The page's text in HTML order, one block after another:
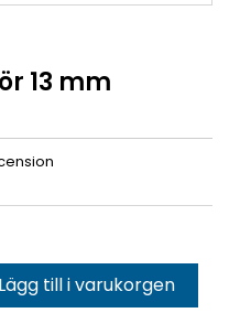
13 mm
Lägg till i varukorgen